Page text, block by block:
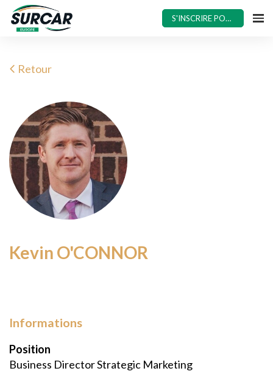
S'INSCRIRE POUR 2025
Retour
Kevin O'CONNOR
Informations
Position
Business Director Strategic Marketing